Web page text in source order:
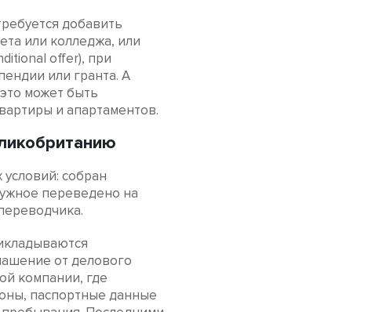
добавить
или колледжа, или
offer), при
или гранта. А
может быть
и апартаментов.
собран
переведено на
от делового
компании, где
паспортные данные